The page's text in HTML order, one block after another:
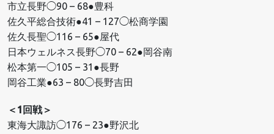
市立長野◯90 – 68●豊科
佐久平総合技術●41 – 127◯松商学園
佐久長聖◯116 – 65●屋代
日本ウェルネス長野◯70 – 62●岡谷南
松本第一◯105 – 31●長野
岡谷工業●63 – 80◯長野吉田
＜1回戦＞
東海大諏訪◯176 – 23●野沢北